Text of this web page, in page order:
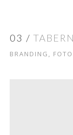
03 /
BRANDING,